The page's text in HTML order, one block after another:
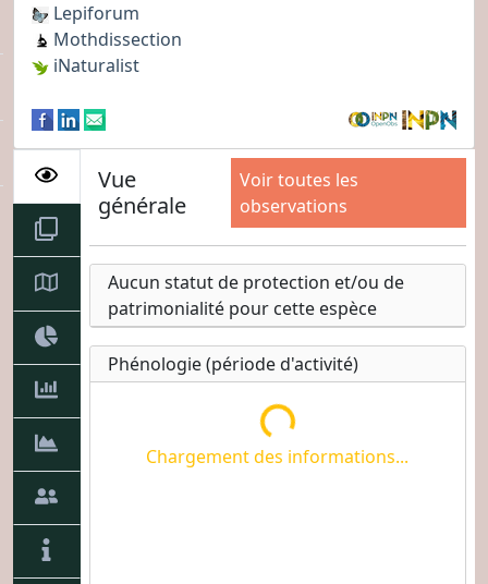
Lepiforum
Mothdissection
iNaturalist
Vue
générale
Voir toutes les
observations
Aucun statut de protection et/ou de
patrimonialité pour cette espèce
Phénologie (période d'activité)
Chargement des informations...
Chargement des informations...